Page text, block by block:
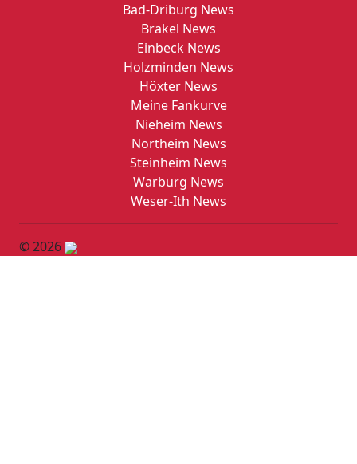
Bad-Driburg News
Brakel News
Einbeck News
Holzminden News
Höxter News
Meine Fankurve
Nieheim News
Northeim News
Steinheim News
Warburg News
Weser-Ith News
© 2026